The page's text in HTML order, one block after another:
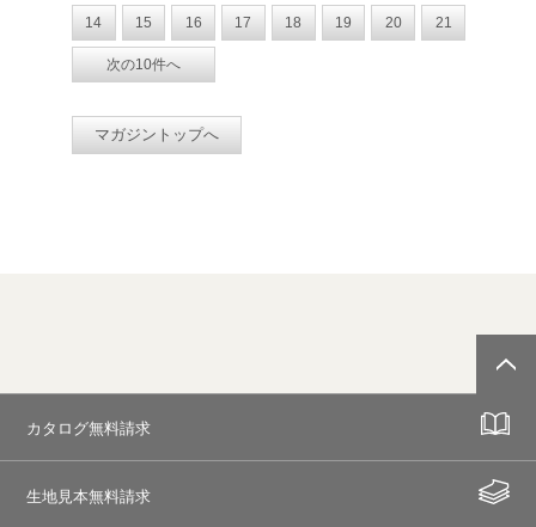
14 15 16 17 18 19 20 21
次の10件へ
マガジントップへ
カタログ無料請求
生地見本無料請求